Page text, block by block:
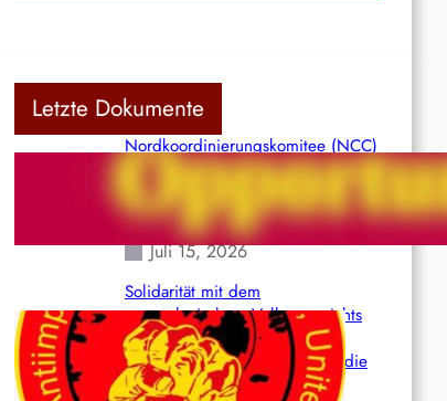
Letzte Dokumente
Nordkoordinierungskomitee (NCC)
der Kommunistischen Partei Indiens
(Maoistisch): Postmoderner
Opportunismus
Juli 15, 2026
Solidarität mit dem
venezolanischem Volk angesichts
der verlorenen Leben und der
katastrophalen Situation durch die
Erdbeben des 24. Juni!